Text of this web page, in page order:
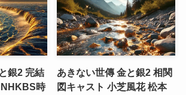
銀2 完結
時
あきない世傳 金と銀2 相関
図キャスト 小芝風花 松本